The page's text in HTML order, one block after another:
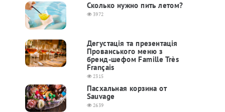
Сколько нужно пить летом?
3972
Дегустація та презентація
Прованського меню з
бренд-шефом Famille Très
Français
2315
Пасхальная корзина от
Sauvage
2639